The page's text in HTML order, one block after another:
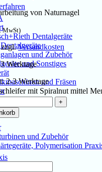
Dentalgeräte
und Zubehör
und Sonstiges
und Fräsen
und Zubehör
Polymerisation
von Naturnagel
MwSt)
zzgl.Versandkosten
Werktage
2-3 Werktage
mit Spiralnut mittel